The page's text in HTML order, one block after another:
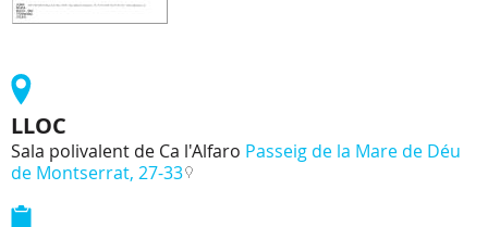
LLOC
Sala polivalent de Ca l'Alfaro Passeig de la Mare de Déu
de Montserrat, 27-33